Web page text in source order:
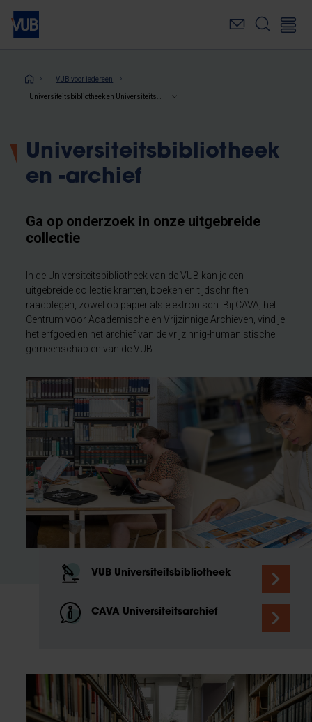
Overslaan
naar
inhoudKruimelpad
VUB voor iedereen
Universiteitsbibliotheek
en -archief
Ga op onderzoek in onze uitgebreide
collectie
In de Universiteitsbibliotheek van de VUB kan je een
uitgebreide collectie kranten, boeken en tijdschriften
raadplegen, zowel op papier als elektronisch. Bij CAVA, het
Centrum voor Academische en Vrijzinnige Archieven, vind je
het erfgoed en het archief van de vrijzinnig-humanistische
gemeenschap en van de VUB.
VUB Universiteitsbibliotheek
CAVA Universiteitsarchief